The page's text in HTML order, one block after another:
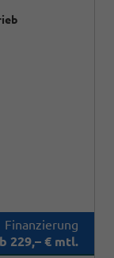
229,– € mtl.